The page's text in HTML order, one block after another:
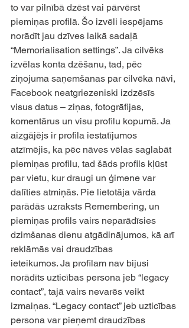
to var pilnībā dzēst vai pārvērst
piemiņas profilā. Šo izvēli iespējams
norādīt jau dzīves laikā sadaļā
“Memorialisation settings”. Ja cilvēks
izvēlas konta dzēšanu, tad, pēc
ziņojuma saņemšanas par cilvēka nāvi,
Facebook neatgriezeniski izdzēsīs
visus datus – ziņas, fotogrāfijas,
komentārus un visu profilu kopumā. Ja
aizgājējs ir profila iestatījumos
atzīmējis, ka pēc nāves vēlas saglabāt
piemiņas profilu, tad šāds profils kļūst
par vietu, kur draugi un ģimene var
dalīties atmiņās. Pie lietotāja vārda
parādās uzraksts Remembering, un
piemiņas profils vairs neparādīsies
dzimšanas dienu atgādinājumos, kā arī
reklāmās vai draudzības
ieteikumos. Ja profilam nav bijusi
norādīts uzticības persona jeb “legacy
contact”, tajā vairs nevarēs veikt
izmaiņas. “Legacy contact” jeb uzticības
persona var pieņemt draudzības